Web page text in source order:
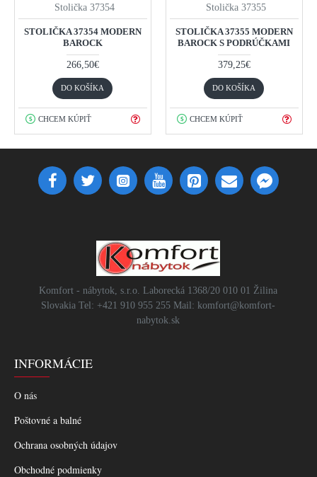
Stolička 37354
STOLIČKA 37354 MODERN
BAROCK
266,50€
DO KOŠÍKA
CHCEM KÚPIŤ
Stolička 37355
STOLIČKA 37355 MODERN
BAROCK S PODRÚČKAMI
379,25€
DO KOŠÍKA
CHCEM KÚPIŤ
Komfort - nábytok, s.r.o. Laborecká 1368/20 010 01 Žilina
Slovakia Tel: +421 910 955 255 Mail: komfort@komfort-
nabytok.sk
INFORMÁCIE
O nás
Poštovné a balné
Ochrana osobných údajov
Obchodné podmienky